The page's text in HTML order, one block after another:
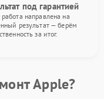
под гарантией
направлена на
результат — берём
за итог.
Apple?